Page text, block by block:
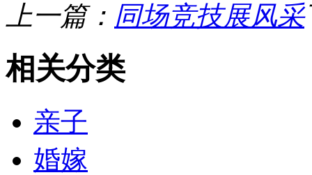
上一篇： 同场竞技展风采
相关分类
亲子
婚嫁